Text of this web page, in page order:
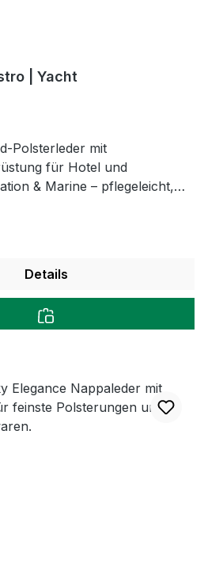
| Yacht
Polsterleder mit
für Hotel und
& Marine – pflegeleicht,
Details